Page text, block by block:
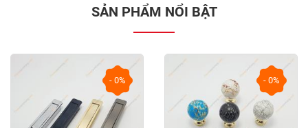
SẢN PHẨM NỔI BẬT
- 0% - 0%